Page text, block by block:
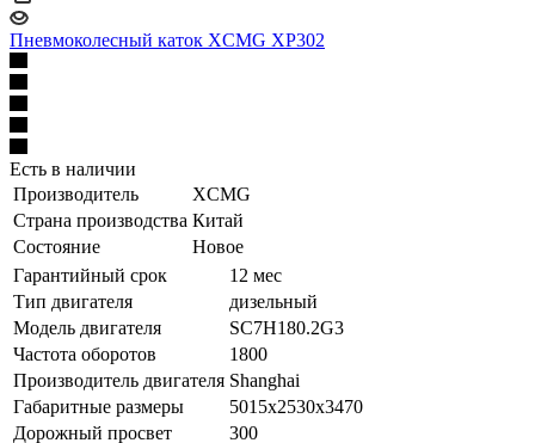
Пневмоколесный каток XCMG XP302
Есть в наличии
Производитель
XCMG
Страна производства Китай
Состояние
Новое
Гарантийный срок
12 мес
Тип двигателя
дизельный
Модель двигателя
SC7H180.2G3
Частота оборотов
1800
Производитель двигателя Shanghai
Габаритные размеры
5015x2530x3470
Дорожный просвет
300